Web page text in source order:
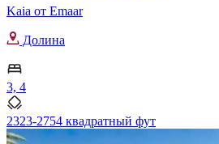
Kaia от Emaar
Долина
3, 4
2323-2754 квадратный фут